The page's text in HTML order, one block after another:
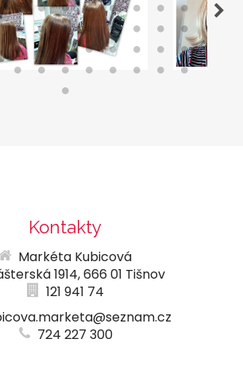
Kontakty
Markéta Kubicová
1914, 666 01 Tišnov
121 941 74
724 227 300